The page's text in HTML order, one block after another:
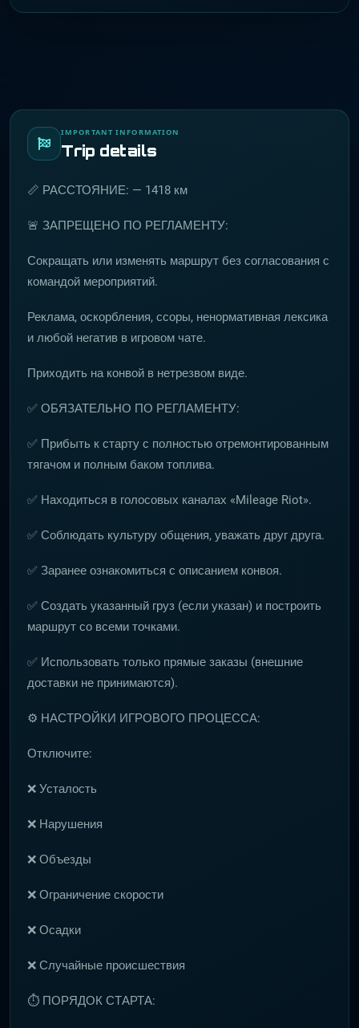
IMPORTANT INFORMATION
Trip details
📏 РАССТОЯНИЕ: — 1418 км
🚨 ЗАПРЕЩЕНО ПО РЕГЛАМЕНТУ:
Сокращать или изменять маршрут без согласования с
командой мероприятий.
Реклама, оскорбления, ссоры, ненормативная лексика
и любой негатив в игровом чате.
Приходить на конвой в нетрезвом виде.
✅ ОБЯЗАТЕЛЬНО ПО РЕГЛАМЕНТУ:
✅ Прибыть к старту с полностью отремонтированным
тягачом и полным баком топлива.
✅ Находиться в голосовых каналах «Mileage Riot».
✅ Соблюдать культуру общения, уважать друг друга.
✅ Заранее ознакомиться с описанием конвоя.
✅ Создать указанный груз (если указан) и построить
маршрут со всеми точками.
✅ Использовать только прямые заказы (внешние
доставки не принимаются).
⚙️ НАСТРОЙКИ ИГРОВОГО ПРОЦЕССА:
Отключите:
❌ Усталость
❌ Нарушения
❌ Объезды
❌ Ограничение скорости
❌ Осадки
❌ Случайные происшествия
⏱ ПОРЯДОК СТАРТА: